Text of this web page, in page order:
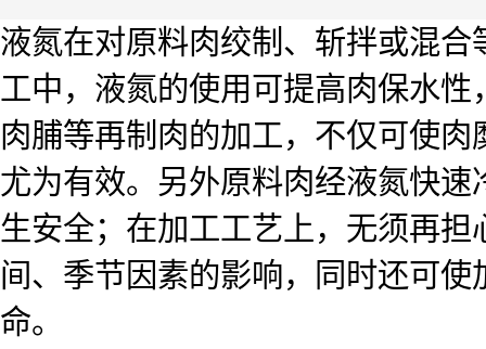
液氮在对原料肉绞制、斩拌或混
工中，液氮的使用可提高肉保水
肉脯等再制肉的加工，不仅可使
尤为有效。另外原料肉经液氮快
生安全；在加工工艺上，无须再
间、季节因素的影响，同时还可
命。